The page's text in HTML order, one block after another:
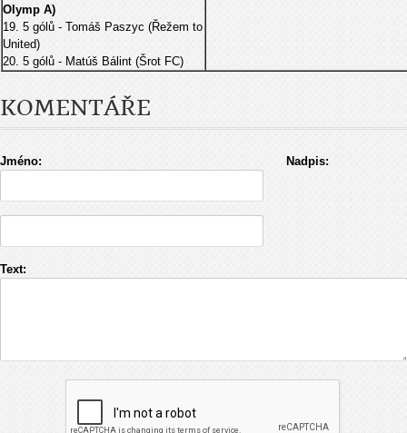
Olymp A)
19. 5 gólů - Tomáš Paszyc (Řežem to
United)
20. 5 gólů - Matúš Bálint (Šrot FC)
KOMENTÁŘE
Jméno: Nadpis:
Text: